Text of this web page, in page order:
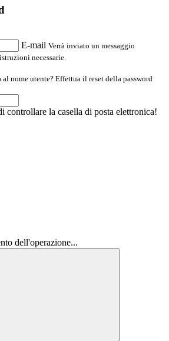
E-mail Verrà inviato un messaggio
necessarie.
nome utente? Effettua il reset della password
controllare la casella di posta elettronica!
dell'operazione...